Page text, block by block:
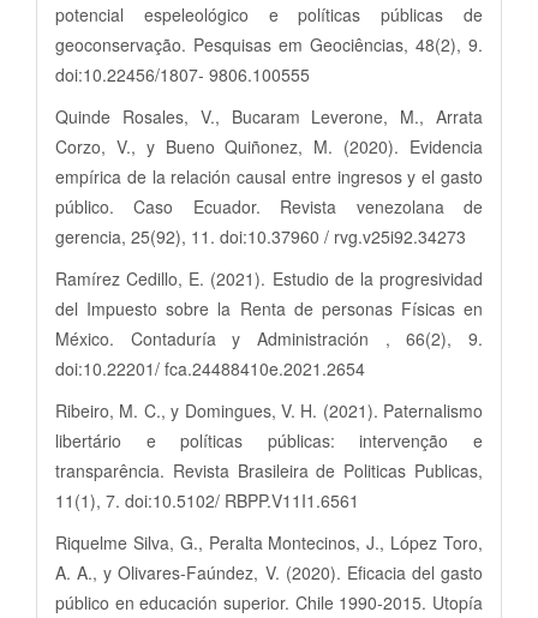
potencial espeleológico e políticas públicas de
geoconservação. Pesquisas em Geociências, 48(2), 9.
doi:10.22456/1807- 9806.100555
Quinde Rosales, V., Bucaram Leverone, M., Arrata
Corzo, V., y Bueno Quiñonez, M. (2020). Evidencia
empírica de la relación causal entre ingresos y el gasto
público. Caso Ecuador. Revista venezolana de
gerencia, 25(92), 11. doi:10.37960 / rvg.v25i92.34273
Ramírez Cedillo, E. (2021). Estudio de la progresividad
del Impuesto sobre la Renta de personas Físicas en
México. Contaduría y Administración , 66(2), 9.
doi:10.22201/ fca.24488410e.2021.2654
Ribeiro, M. C., y Domingues, V. H. (2021). Paternalismo
libertário e políticas públicas: intervenção e
transparência. Revista Brasileira de Politicas Publicas,
11(1), 7. doi:10.5102/ RBPP.V11I1.6561
Riquelme Silva, G., Peralta Montecinos, J., López Toro,
A. A., y Olivares-Faúndez, V. (2020). Eficacia del gasto
público en educación superior. Chile 1990-2015. Utopía